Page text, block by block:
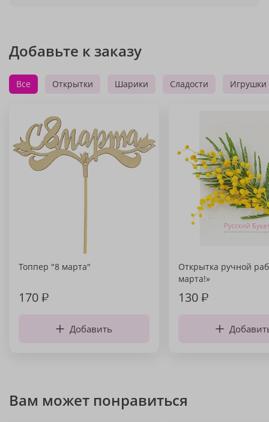
Добавьте к заказу
Все Открытки Шарики Сладости Игрушки
Топпер "8 марта"
170₽
Добавить
Открытка ручной
марта!»
130₽
Вам может понравиться